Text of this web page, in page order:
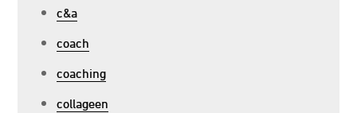
c&a
coach
coaching
collageen